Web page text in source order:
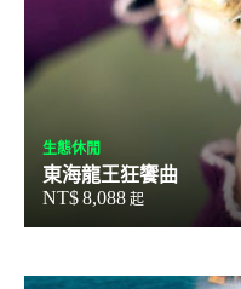
生態休閒
東海龍王狂饗曲
NT$8,088 起